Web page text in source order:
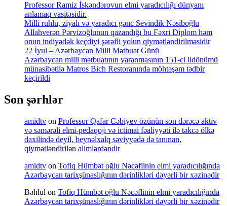
Professor Ramiz İskəndərovun elmi yaradıcılığı dünyanı
anlamaq vasitəsidir.
Milli ruhlu, ziyalı və yaradıcı gənc Sevindik Nəsiboğlu
Allahverən Pərvizoğlunun qazandığı bu Fəxri Diplom həm
onun indiyədək keçdiyi şərəfli yolun qiymətləndirilməsidir
22 İyul – Azərbaycan Milli Mətbuat Günü
Azərbaycan milli mətbuatının yaranmasının 151-ci ildönümü
münasibətilə Matros Bich Restoranında möhtəşəm tədbir
keçirildi
Son şərhlər
amidtv on Professor Qafar Cəbiyev özünün son dərəcə aktiv
və səmərəli elmi-pedaqoji və ictimai fəaliyyəti ilə təkcə ölkə
daxilində deyil, beynəlxalq səviyyədə də tanınan,
qiymətləndirilən alimlərdəndir
amidtv on Tofiq Hümbət oğlu Nəcəflinin elmi yaradıcılığında
Azərbaycan tarixşünaslığının dərinlikləri dəyərli bir xəzinədir
Bəhlul on Tofiq Hümbət oğlu Nəcəflinin elmi yaradıcılığında
Azərbaycan tarixşünaslığının dərinlikləri dəyərli bir xəzinədir